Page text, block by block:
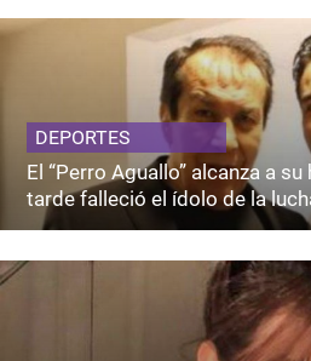
DEPORTES
El “Perro Aguallo” alcanza a
tarde falleció el ídolo de la